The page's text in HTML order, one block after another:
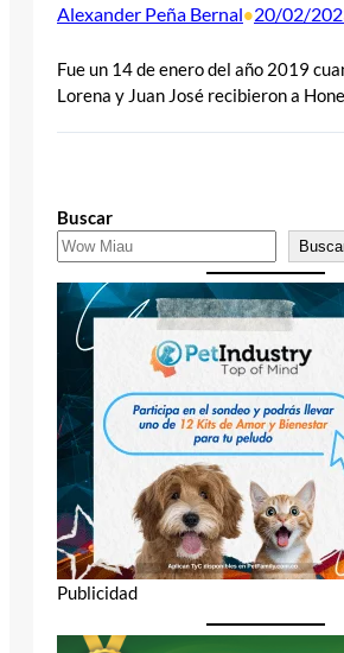
Alexander Peña Bernal•20/02/
Fue un 14 de enero del año 2019
Lorena y Juan José recibieron a
Buscar
Publicidad